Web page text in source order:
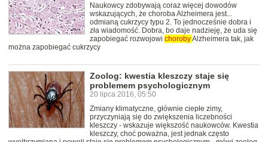
Naukowcy zdobywają coraz więcej dowodów
wskazujących, że choroba Alzheimera jest...
odmianą cukrzycy typu 2. To jednocześnie dobra i
zła wiadomość. Dobra, bo daje nadzieję, że uda się
zapobiegać rozwojowi chorobyAlzheimera tak, jak
można zapobiegać cukrzycy
Zoolog: kwestia kleszczy staje się
problemem psychologicznym
20 lipca 2016, 05:50
Zmiany klimatyczne, głównie ciepłe zimy,
przyczyniają się do zwiększenia liczebności
kleszczy - wskazuje większość naukowców. Kwestia
kleszczy, choć poważna, jest jednak często